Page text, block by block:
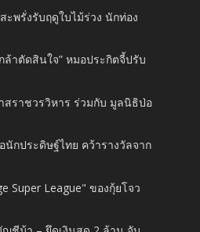
ะพรั่งรับฤดูใบไม้ร่วง นักท่อง
ล้าตัดสินใจ” หมอประกิตจี้ปรับ
สราชวรวิหาร ร่วมกับ มูลนิธิป่อ
นักประดิษฐ์ไทย คว้ารางวัลจาก
Super League" ของกุ้ยโจว